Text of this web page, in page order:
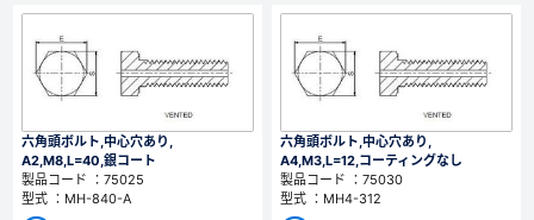
六角頭ボルト,中心穴あり,
A2,M8,L=40,銀コート
製品コード ：75025
型式 ：MH-840-A
六角頭ボルト,中心穴あり,
A4,M3,L=12,コーティングなし
製品コード ：75030
型式 ：MH4-312